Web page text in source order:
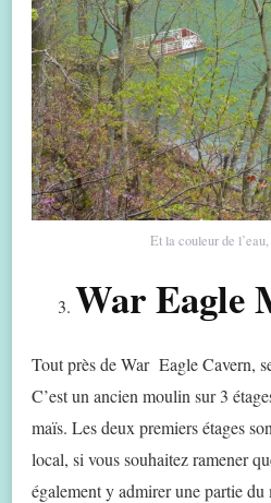
Et la couleur de
War Eagle
Tout près de War Eagle Cavern,
C’est un ancien moulin sur 3
maïs. Les deux premiers étages
local, si vous souhaitez ramener
également y admirer une partie